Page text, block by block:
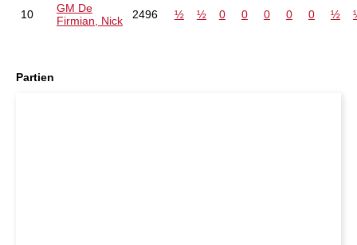
10
GM De
Firmian, Nick
2496 ½ ½ 0 0 0 0 0 ½
Partien